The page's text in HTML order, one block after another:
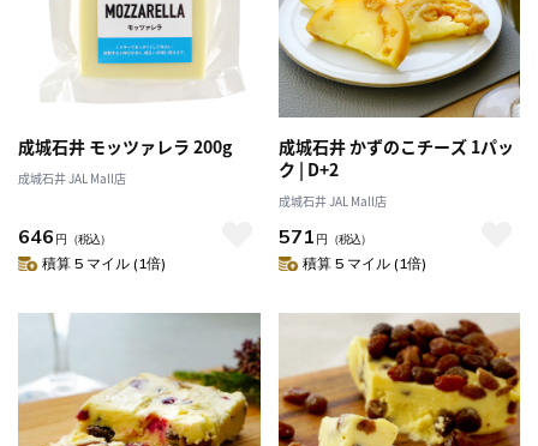
成城石井 モッツァレラ 200g
成城石井 JAL Mall店
646 円 （税込）
積算 5 マイル (1倍)
成城石井 かずのこチーズ 1パッ
ク | D+2
成城石井 JAL Mall店
571 円 （税込）
積算 5 マイル (1倍)